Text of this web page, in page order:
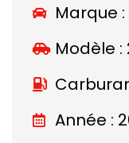
Marque :
Modèle :
Année :